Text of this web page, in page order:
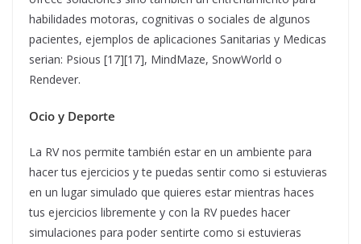
habilidades motoras, cognitivas o sociales de algunos
pacientes, ejemplos de aplicaciones Sanitarias y Medicas
serian: Psious [17][17], MindMaze, SnowWorld o
Rendever.
Ocio y Deporte
La RV nos permite también estar en un ambiente para
hacer tus ejercicios y te puedas sentir como si estuvieras
en un lugar simulado que quieres estar mientras haces
tus ejercicios libremente y con la RV puedes hacer
simulaciones para poder sentirte como si estuvieras